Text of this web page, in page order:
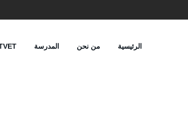
الرئيسية من نحن المدرسة